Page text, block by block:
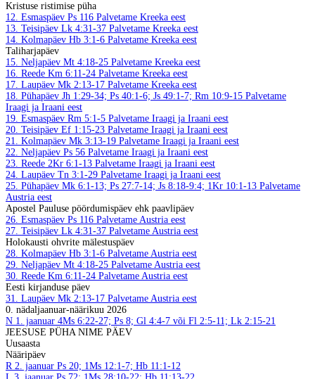
Kristuse ristimise püha
12. Esmaspäev Ps 116 Palvetame Kreeka eest
13. Teisipäev Lk 4:31-37 Palvetame Kreeka eest
14. Kolmapäev Hb 3:1-6 Palvetame Kreeka eest
Taliharjapäev
15. Neljapäev Mt 4:18-25 Palvetame Kreeka eest
16. Reede Km 6:11-24 Palvetame Kreeka eest
17. Laupäev Mk 2:13-17 Palvetame Kreeka eest
18. Pühapäev Jh 1:29-34; Ps 40:1-6; Js 49:1-7; Rm 10:9-15 Palvetame
Iraagi ja Iraani eest
19. Esmaspäev Rm 5:1-5 Palvetame Iraagi ja Iraani eest
20. Teisipäev Ef 1:15-23 Palvetame Iraagi ja Iraani eest
21. Kolmapäev Mk 3:13-19 Palvetame Iraagi ja Iraani eest
22. Neljapäev Ps 56 Palvetame Iraagi ja Iraani eest
23. Reede 2Kr 6:1-13 Palvetame Iraagi ja Iraani eest
24. Laupäev Tn 3:1-29 Palvetame Iraagi ja Iraani eest
25. Pühapäev Mk 6:1-13; Ps 27:7-14; Js 8:18-9:4; 1Kr 10:1-13 Palvetame
Austria eest
Apostel Pauluse pöördumispäev ehk paavlipäev
26. Esmaspäev Ps 116 Palvetame Austria eest
27. Teisipäev Lk 4:31-37 Palvetame Austria eest
Holokausti ohvrite mälestuspäev
28. Kolmapäev Hb 3:1-6 Palvetame Austria eest
29. Neljapäev Mt 4:18-25 Palvetame Austria eest
30. Reede Km 6:11-24 Palvetame Austria eest
Eesti kirjanduse päev
31. Laupäev Mk 2:13-17 Palvetame Austria eest
0. nädaljaanuar-näärikuu 2026
N 1. jaanuar 4Ms 6:22-27; Ps 8; Gl 4:4-7 või Fl 2:5-11; Lk 2:15-21
JEESUSE PÜHA NIME PÄEV
Uusaasta
Nääripäev
R2. jaanuar Ps 20; 1Ms 12:1-7; Hb 11:1-12